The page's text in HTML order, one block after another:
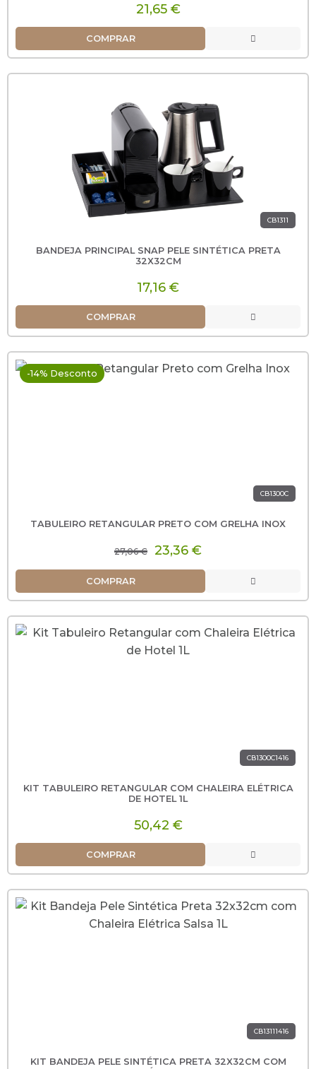
21,65 €
COMPRAR
CB1311
BANDEJA PRINCIPAL SNAP PELE SINTÉTICA PRETA
32X32CM
17,16 €
COMPRAR
-14% Desconto
CB1300C
TABULEIRO RETANGULAR PRETO COM GRELHA INOX
27,06 € 23,36 €
COMPRAR
CB1300C1416
KIT TABULEIRO RETANGULAR COM CHALEIRA ELÉTRICA
DE HOTEL 1L
50,42 €
COMPRAR
CB13111416
KIT BANDEJA PELE SINTÉTICA PRETA 32X32CM COM